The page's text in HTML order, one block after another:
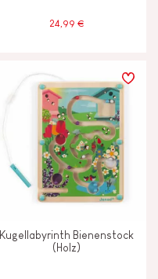
24,99 €
Kugellabyrinth Bienenstock
(Holz)